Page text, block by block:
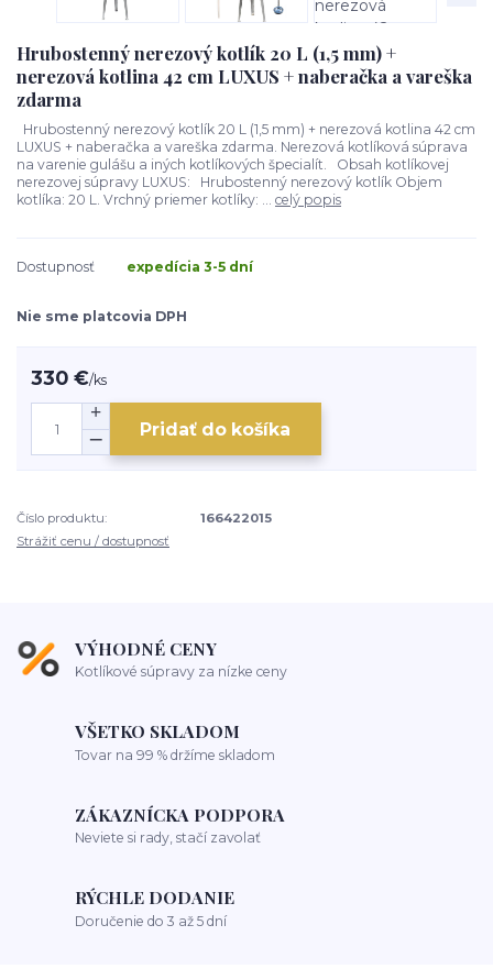
Hrubostenný nerezový kotlík 20 L (1,5 mm) +
nerezová kotlina 42 cm LUXUS + naberačka a vareška
zdarma
Hrubostenný nerezový kotlík 20 L (1,5 mm) + nerezová kotlina 42 cm
LUXUS + naberačka a vareška zdarma. Nerezová kotlíková súprava
na varenie gulášu a iných kotlíkových špecialít. Obsah kotlíkovej
nerezovej súpravy LUXUS: Hrubostenný nerezový kotlík Objem
kotlíka: 20 L. Vrchný priemer kotlíky: ... celý popis
Dostupnosť expedícia 3-5 dní
Nie sme platcovia DPH
330 €/ks
Pridať do košíka
Číslo produktu:
166422015
Strážiť cenu / dostupnosť
VÝHODNÉ CENY
Kotlíkové súpravy za nízke ceny
VŠETKO SKLADOM
Tovar na 99 % držíme skladom
ZÁKAZNÍCKA PODPORA
Neviete si rady, stačí zavolať
RÝCHLE DODANIE
Doručenie do 3 až 5 dní